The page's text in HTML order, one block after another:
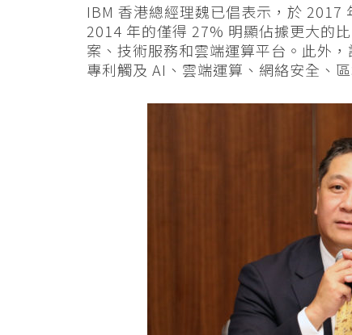
IBM 香港總經理魏已倡表示，於 2017
2014 年的僅得 27% 明顯佔據更大的
案、技術服務和雲端運算平台。此外
專利觸及 AI、雲端運算、網絡安全、